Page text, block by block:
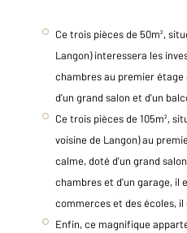
Ce trois pièces de 50m²,
Langon) interessera les
chambres au premier
d'un grand salon et d'un
Ce trois pièces de 105m²,
voisine de Langon) au
calme, doté d'un grand
chambres et d'un garage, il
commerces et des écoles, il
Enfin, ce magnifique